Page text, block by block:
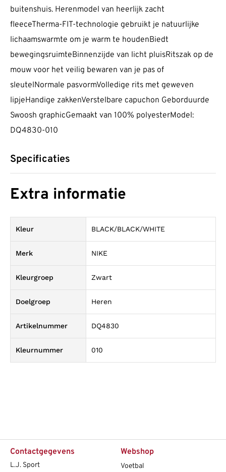
buitenshuis. Herenmodel van heerlijk zacht
fleeceTherma-FIT-technologie gebruikt je natuurlijke
lichaamswarmte om je warm te houdenBiedt
bewegingsruimteBinnenzijde van licht pluisRitszak op de
mouw voor het veilig bewaren van je pas of
sleutelNormale pasvormVolledige rits met geweven
lipjeHandige zakkenVerstelbare capuchon Geborduurde
Swoosh graphicGemaakt van 100% polyesterModel:
DQ4830-010
Specificaties
Extra informatie
Kleur BLACK/BLACK/WHITE
Merk NIKE
Kleurgroep Zwart
Doelgroep Heren
Artikelnummer DQ4830
Kleurnummer 010
Contactgegevens
L.J. Sport
Webshop
Voetbal